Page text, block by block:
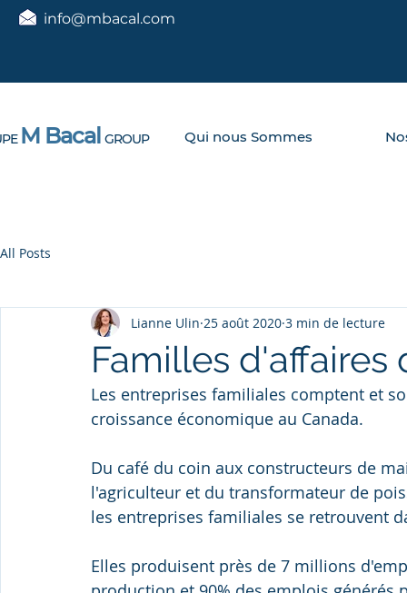
info@mbacal.com
M Bacal GROUP Qui nous Sommes
All Posts
Familles d'affaires
Lianne Ulin 25 août 2020 3 min de lecture
Les entreprises familiales comptent et
croissance économique au Canada.
Du café du coin aux constructeurs de
l'agriculteur et du transformateur de
les entreprises familiales se retrouvent
Elles produisent près de 7 millions